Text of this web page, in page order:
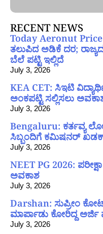
RECENT NEWS
Today Aeronut
ತಲುಪಿದ ಅಡಿಕೆ ದರ;
ಬೆಲೆ ಪಟ್ಟಿ ಇಲ್ಲಿದೆ
July 3, 2026
KEA CET: ಸಿಇಟಿ
ಅಂಕಪಟ್ಟಿ ಸಲ್ಲಿಸಲು
July 3, 2026
Bengaluru: ಕರ್ತವ್ಯ
ಸಿಬ್ಬಂದಿಗೆ ಕಮಿಷನರ್ ಖಡಕ್
July 3, 2026
NEET PG 2026:
ಅವಕಾಶ
July 3, 2026
Darshan: ಸುಪ್ರೀಂ
ಮಾರ್ಪಾಡು ಕೋರಿದ್ದ ಅರ್ಜಿ
July 3, 2026